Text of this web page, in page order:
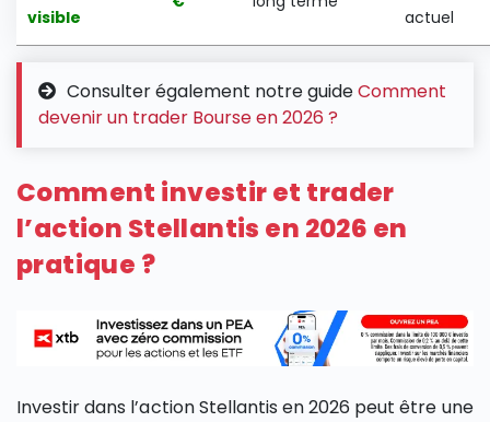
visible
actuel
Consulter également notre guideComment
devenir un trader Bourse en 2026 ?
Comment investir et trader
l’action Stellantis en 2026 en
pratique ?
Investir dans l’action Stellantis en 2026 peut être une